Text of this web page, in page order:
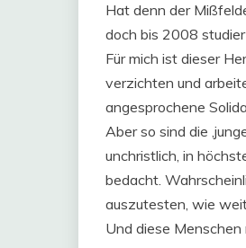
Hat denn der
doch bis 2008
Für mich ist dieser
verzichten und
angesprochene
Aber so sind die
unchristlich, in
bedacht.
auszutesten, wie
Und diese Menschen